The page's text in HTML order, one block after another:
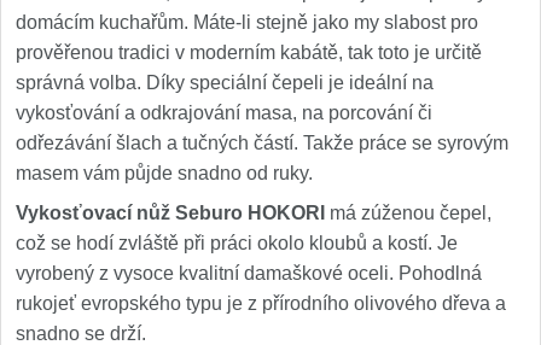
domácím kuchařům. Máte-li stejně jako my slabost pro
prověřenou tradici v moderním kabátě, tak toto je určitě
správná volba. Díky speciální čepeli je ideální na
vykosťování a odkrajování masa, na porcování či
odřezávání šlach a tučných částí. Takže práce se syrovým
masem vám půjde snadno od ruky.
Vykosťovací nůž Seburo HOKORI má zúženou čepel,
což se hodí zvláště při práci okolo kloubů a kostí. Je
vyrobený z vysoce kvalitní damaškové oceli. Pohodlná
rukojeť evropského typu je z přírodního olivového dřeva a
snadno se drží.